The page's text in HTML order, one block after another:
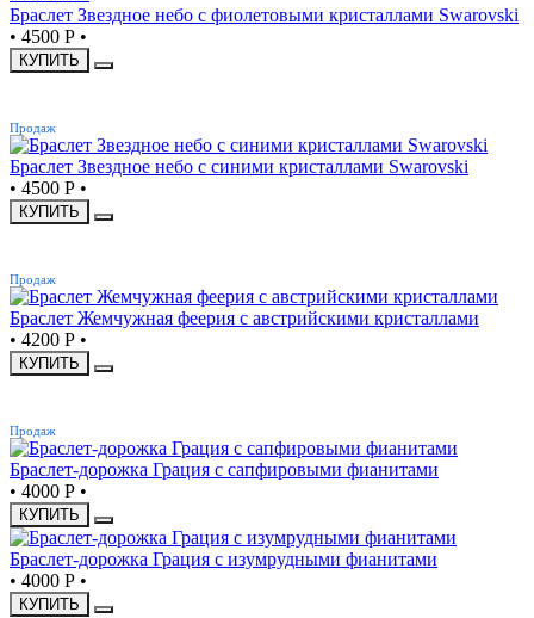
Браслет Звездное небо с фиолетовыми кристаллами Swarovski
• 4500 Р •
КУПИТЬ
Продаж
Браслет Звездное небо с синими кристаллами Swarovski
• 4500 Р •
КУПИТЬ
Продаж
Браслет Жемчужная феерия с австрийскими кристаллами
• 4200 Р •
КУПИТЬ
Продаж
Браслет-дорожка Грация с сапфировыми фианитами
• 4000 Р •
КУПИТЬ
Браслет-дорожка Грация с изумрудными фианитами
• 4000 Р •
КУПИТЬ